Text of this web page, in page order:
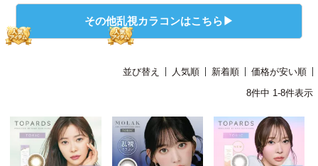
その他乱視カラコンはこちら▶
並び替え 人気順 新着順
価格が安い順
8件中 1-8件表示